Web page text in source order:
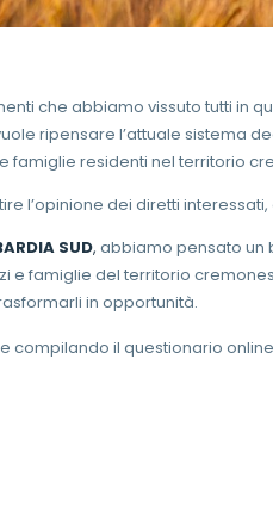
che abbiamo vissuto tutti in
ripensare l’attuale sistema
famiglie residenti nel territorio
l’opinione dei diretti
SUD, abbiamo pensato un
e famiglie del territorio
in opportunità.
compilando il questionario